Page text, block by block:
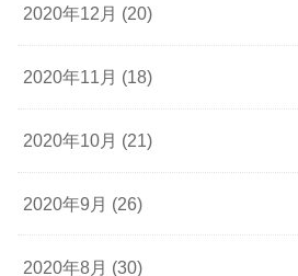
2020年12月 (20)
2020年11月 (18)
2020年10月 (21)
2020年9月 (26)
2020年8月 (30)